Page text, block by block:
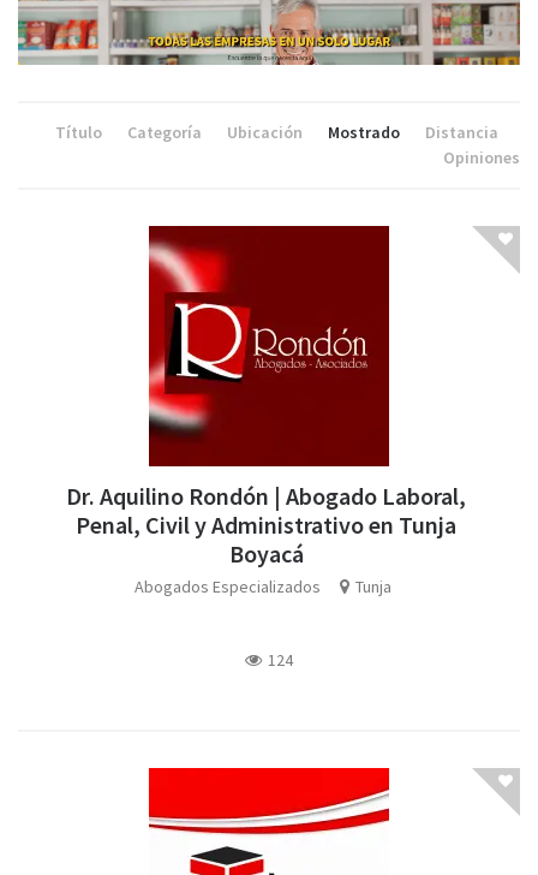
Título Categoría Ubicación Mostrado
Distancia
Opiniones
Dr. Aquilino Rondón | Abogado Laboral,
Penal, Civil y Administrativo en Tunja
Boyacá
Abogados Especializados Tunja
124